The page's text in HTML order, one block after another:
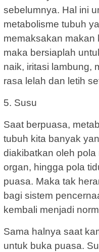
sebelumnya. Hal ini
metabolisme tubuh
memaksakan makan
maka bersiaplah
naik, iritasi lambung,
rasa lelah dan letih
5. Susu
Saat berpuasa,
tubuh kita banyak
diakibatkan oleh
organ, hingga pola
puasa. Maka tak
bagi sistem
kembali menjadi
Sama halnya saat
untuk buka puasa.